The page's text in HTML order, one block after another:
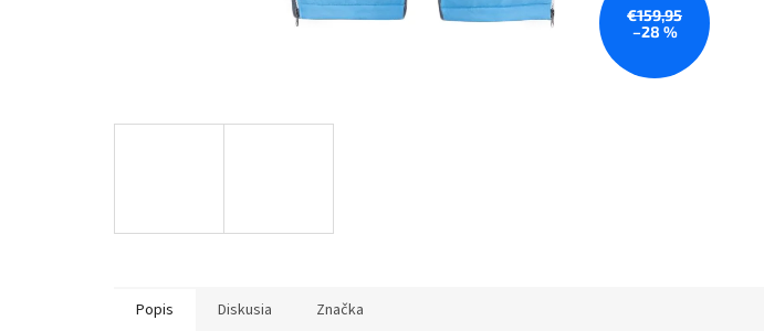
€159,95
–28 %
Popis Diskusia Značka